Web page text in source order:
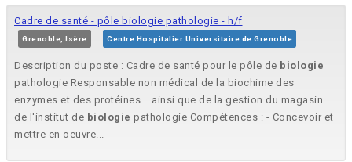
Cadre de santé - pôle biologie pathologie - h/f
Grenoble, Isère Centre Hospitalier Universitaire de Grenoble
Description du poste : Cadre de santé pour le pôle de biologie
pathologie Responsable non médical de la biochime des
enzymes et des protéines... ainsi que de la gestion du magasin
de l'institut de biologie pathologie Compétences : - Concevoir et
mettre en oeuvre...